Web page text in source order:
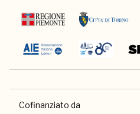
Cofinanziato da